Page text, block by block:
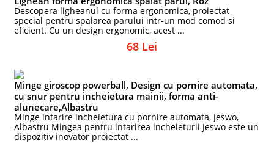
Descopera ligheanul cu forma ergonomica, proiectat
special pentru spalarea parului intr-un mod comod si
eficient. Cu un design ergonomic, acest ...
68 Lei
Minge giroscop powerball, Design cu pornire automata,
cu snur pentru incheietura mainii, forma anti-
alunecare,Albastru
Minge intarire incheietura cu pornire automata, Jeswo,
Albastru Mingea pentru intarirea incheieturii Jeswo este un
dispozitiv inovator proiectat ...